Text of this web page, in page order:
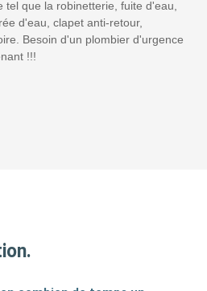
tel que la robinetterie, fuite d'eau,
d'eau, clapet anti-retour,
Besoin d'un plombier d'urgence
!!!